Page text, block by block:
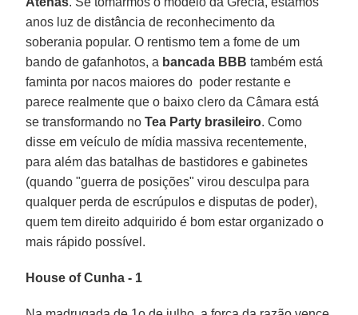
anos luz de distância de reconhecimento da
soberania popular. O rentismo tem a fome de um
bando de gafanhotos, a bancada BBB também está
faminta por nacos maiores do poder restante e
parece realmente que o baixo clero da Câmara está
se transformando noTea Party brasileiro. Como
disse em veículo de mídia massiva recentemente,
para além das batalhas de bastidores e gabinetes
(quando "guerra de posições" virou desculpa para
qualquer perda de escrúpulos e disputas de poder),
quem tem direito adquirido é bom estar organizado o
mais rápido possível.
House of Cunha - 1